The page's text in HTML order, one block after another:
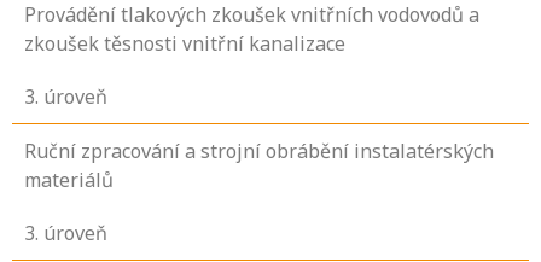
Provádění tlakových zkoušek vnitřních vodovodů a
zkoušek těsnosti vnitřní kanalizace
3. úroveň
Ruční zpracování a strojní obrábění instalatérských
materiálů
3. úroveň